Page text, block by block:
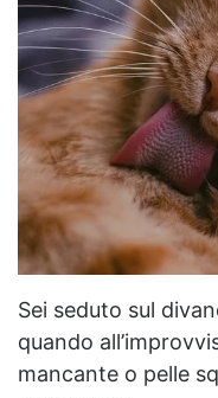
Sei seduto sul
quando
mancante o pelle